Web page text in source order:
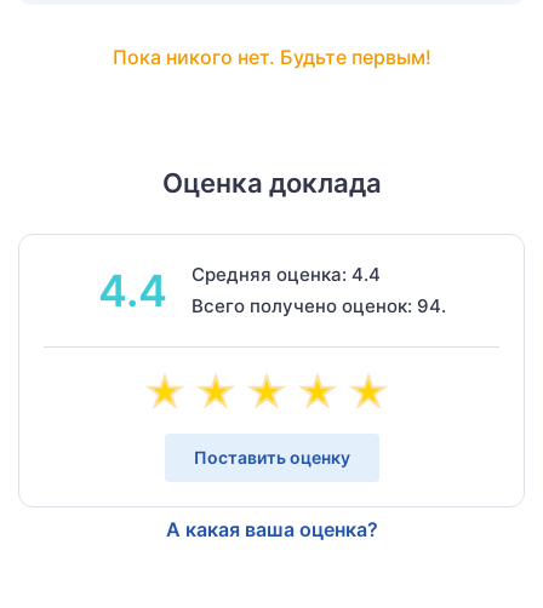
Пока никого нет. Будьте первым!
Оценка доклада
4.4
Средняя оценка: 4.4
Всего получено оценок: 94.
Поставить оценку
А какая ваша оценка?